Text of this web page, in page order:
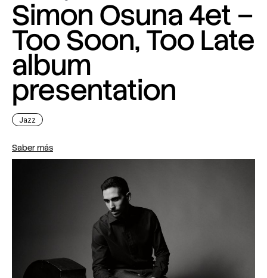
Simon Osuna 4et –
Too Soon, Too Late
album
presentation
Jazz
Saber más